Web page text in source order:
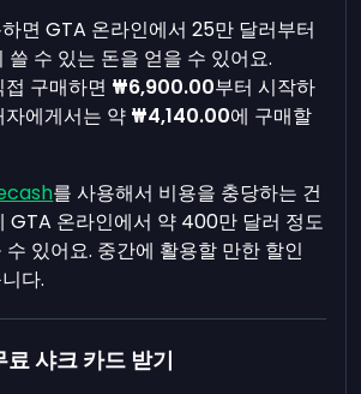
면 GTA 온라인에서 25만 달러부터
쓸 수 있는 돈을 얻을 수 있어요.
구매하면 ₩6,900.00부터 시작하
자에게서는 약 ₩4,140.00에 구매할
를 사용해서 비용을 충당하는 건
GTA 온라인에서 약 400만 달러 정도
있어요. 중간에 활용할 만한 할인
다.
샤크 카드 받기